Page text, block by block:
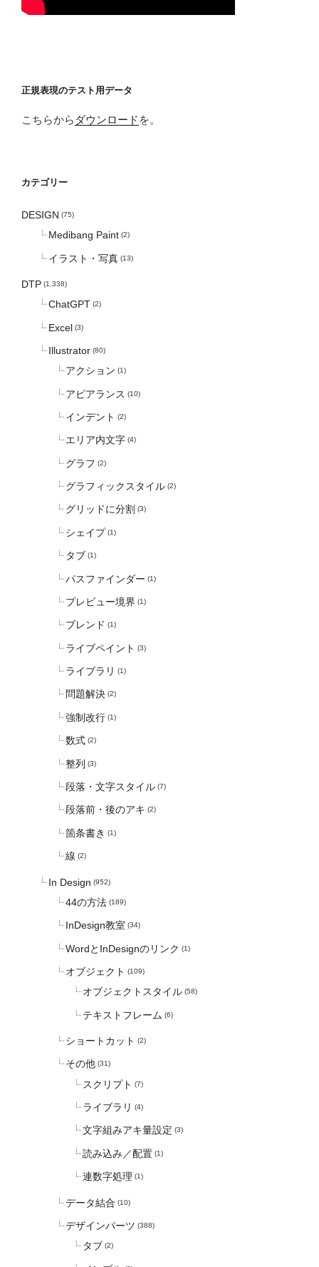
正規表現のテスト用データ
こちらから ダウンロード を。
カテゴリー
DESIGN (75)
Medibang Paint (2)
イラスト・写真 (13)
DTP (1,338)
ChatGPT (2)
Excel (3)
Illustrator (80)
アクション (1)
アピアランス (10)
インデント (2)
エリア内文字 (4)
グラフ (2)
グラフィックスタイル (2)
グリッドに分割 (3)
シェイプ (1)
タブ (1)
パスファインダー (1)
プレビュー境界 (1)
ブレンド (1)
ライブペイント (3)
ライブラリ (1)
問題解決 (2)
強制改行 (1)
数式 (2)
整列 (3)
段落・文字スタイル (7)
段落前・後のアキ (2)
箇条書き (1)
線 (2)
In Design (952)
44の方法 (189)
InDesign教室 (34)
WordとInDesignのリンク (1)
オブジェクト (109)
オブジェクトスタイル (58)
テキストフレーム (6)
ショートカット (2)
その他 (31)
スクリプト (7)
ライブラリ (4)
文字組みアキ量設定 (3)
読み込み／配置 (1)
連数字処理 (1)
データ結合 (10)
デザインパーツ (388)
タブ (2)